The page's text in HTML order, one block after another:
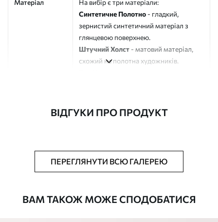
Матеріал
На вибір є три матеріали:
Синтетичне Полотно - гладкий,
зернистий синтетичний матеріал з
глянцевою поверхнею.
Штучний Холст - матовий матеріал,
схожий на полотна художників.
Додатково Можна додати лакове покриття.
ВІДГУКИ ПРО ПРОДУКТ
ПЕРЕГЛЯНУТИ ВСЮ ГАЛЕРЕЮ
ВАМ ТАКОЖ МОЖЕ СПОДОБАТИСЯ